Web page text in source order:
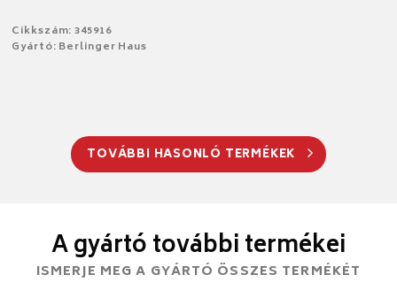
Cikkszám: 345916
Gyártó: Berlinger Haus
TOVÁBBI HASONLÓ TERMÉKEK
A gyártó további termékei
ISMERJE MEG A GYÁRTÓ ÖSSZES TERMÉKÉT